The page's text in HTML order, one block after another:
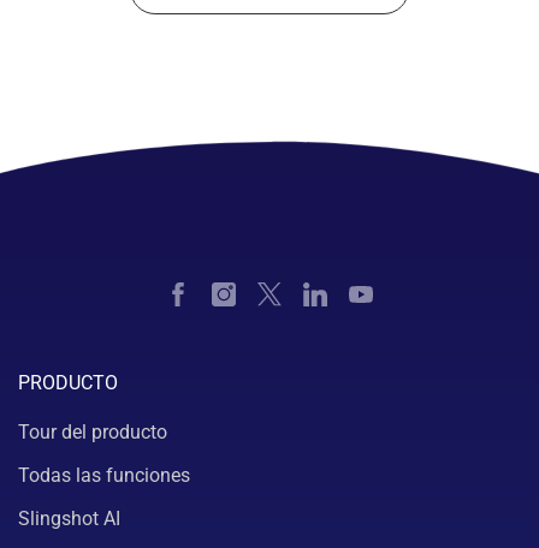
PRODUCTO
Tour del producto
Todas las funciones
Slingshot AI